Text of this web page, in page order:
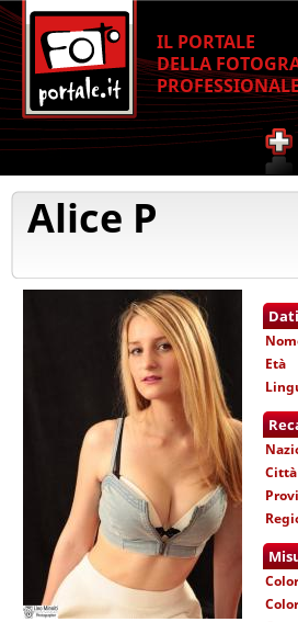
IL PORTALE
DELLA
Alice P
Età
Città